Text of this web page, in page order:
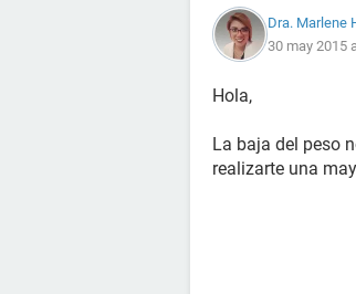
Dra. Marlene
30 may 2015
Hola,
La baja del peso
realizarte una